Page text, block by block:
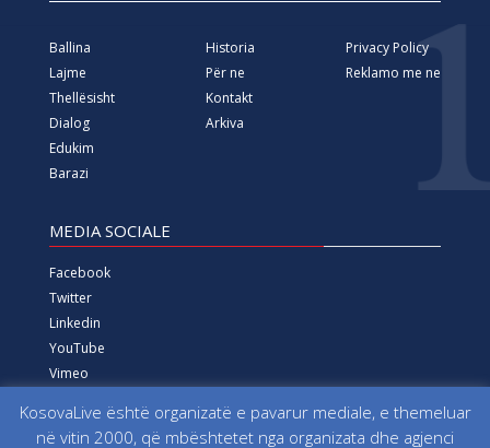
Ballina
Lajme
Thellësisht
Dialog
Edukim
Barazi
Historia
Për ne
Kontakt
Arkiva
Privacy Policy
Reklamo me ne
MEDIA SOCIALE
Facebook
Twitter
Linkedin
YouTube
Vimeo
KosovaLive është organizatë e pavarur mediale, e themeluar
në vitin 2000, që mbështetet nga organizata dhe agjenci